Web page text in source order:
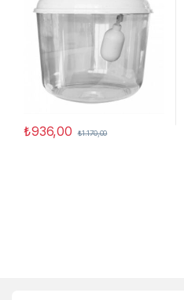
₺936,00 ₺1.170,00